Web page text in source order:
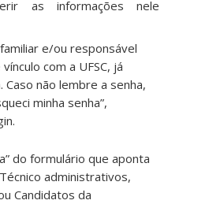
as informações nele
e/ou responsável
com a UFSC, já
Caso não lembre a senha,
minha senha”,
do formulário que aponta
administrativos,
Candidatos da